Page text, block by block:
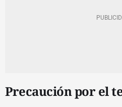
Precaución por el